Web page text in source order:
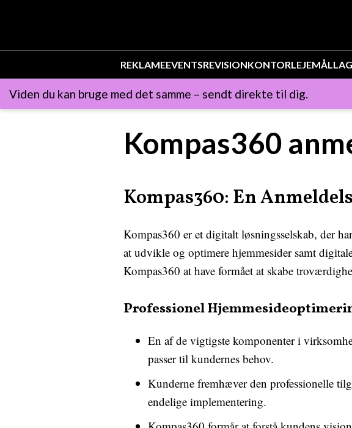
REKLAMEEVENTSREVISIONKONTORLEJEMÅL
Viden du kan bruge med det samme – sendt direkte til dig.
Kompas360
Kompas360: En
Kompas360 er et digitalt løsningsselskab, der
at udvikle og optimere hjemmesider samt
Kompas360 at have formået at skabe
Professionel
En af de vigtigste komponenter i
passer til kundernes behov.
Kunderne fremhæver den professionelle
endelige implementering.